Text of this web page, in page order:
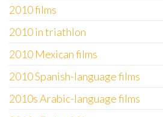
2010 films
2010 in triathlon
2010 Mexican films
2010 Spanish-language films
2010s Arabic-language films